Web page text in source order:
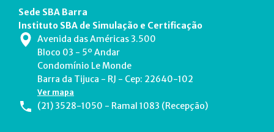
Sede SBA Barra
Instituto SBA de Simulação e Certificação
Avenida das Américas 3.500
Bloco 03 - 5º Andar
Condomínio Le Monde
Barra da Tijuca - RJ - Cep: 22640-102
Ver mapa
(21) 3528-1050 - Ramal 1083 (Recepção)